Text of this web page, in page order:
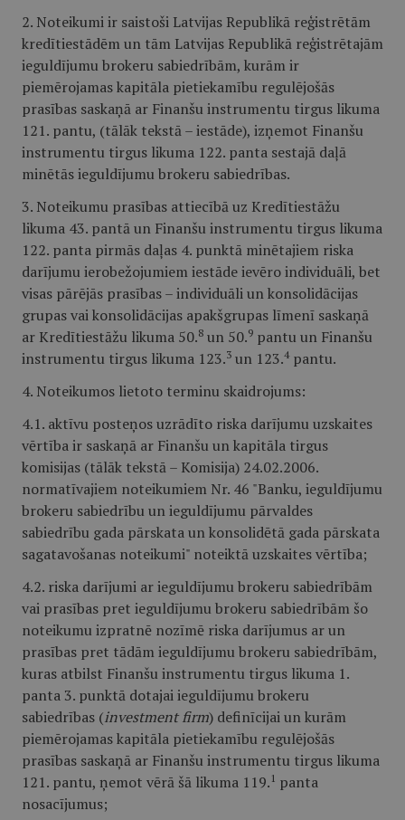
2. Noteikumi ir saistoši Latvijas Republikā reģistrētām
kredītiestādēm un tām Latvijas Republikā reģistrētajām
ieguldījumu brokeru sabiedrībām, kurām ir
piemērojamas kapitāla pietiekamību regulējošās
prasības saskaņā ar Finanšu instrumentu tirgus likuma
121. pantu, (tālāk tekstā – iestāde), izņemot Finanšu
instrumentu tirgus likuma 122. panta sestajā daļā
minētās ieguldījumu brokeru sabiedrības.
3. Noteikumu prasības attiecībā uz Kredītiestāžu
likuma 43. pantā un Finanšu instrumentu tirgus likuma
122. panta pirmās daļas 4. punktā minētajiem riska
darījumu ierobežojumiem iestāde ievēro individuāli, bet
visas pārējās prasības – individuāli un konsolidācijas
grupas vai konsolidācijas apakšgrupas līmenī saskaņā
ar Kredītiestāžu likuma 50.8 un 50.9 pantu un Finanšu
instrumentu tirgus likuma 123.3 un 123.4pantu.
4. Noteikumos lietoto terminu skaidrojums:
4.1. aktīvu posteņos uzrādīto riska darījumu uzskaites
vērtība ir saskaņā ar Finanšu un kapitāla tirgus
komisijas (tālāk tekstā – Komisija) 24.02.2006.
normatīvajiem noteikumiem Nr. 46 "Banku, ieguldījumu
brokeru sabiedrību un ieguldījumu pārvaldes
sabiedrību gada pārskata un konsolidētā gada pārskata
sagatavošanas noteikumi" noteiktā uzskaites vērtība;
4.2. riska darījumi ar ieguldījumu brokeru sabiedrībām
vai prasības pret ieguldījumu brokeru sabiedrībām šo
noteikumu izpratnē nozīmē riska darījumus ar un
prasības pret tādām ieguldījumu brokeru sabiedrībām,
kuras atbilst Finanšu instrumentu tirgus likuma 1.
panta 3. punktā dotajai ieguldījumu brokeru
sabiedrības (investment firm) definīcijai un kurām
piemērojamas kapitāla pietiekamību regulējošās
prasības saskaņā ar Finanšu instrumentu tirgus likuma
121. pantu, ņemot vērā šā likuma 119. 1 panta
nosacījumus;